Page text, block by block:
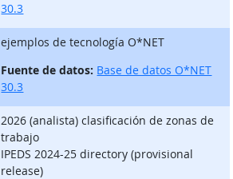
30.3
ejemplos de tecnología O*NET
Fuente de datos: Base de datos O*NET
30.3
2026 (analista) clasificación de zonas de
trabajo
IPEDS 2024-25 directory (provisional
release)